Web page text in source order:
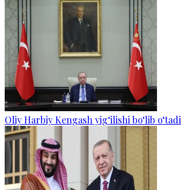
Oliy Harbiy Kengash yig‘ilishi bo‘lib o‘tadi